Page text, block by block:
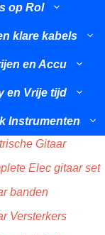
op Rol
klare kabels
en Accu
en Vrije tijd
Instrumenten
Gitaar
Elec gitaar set
banden
Versterkers